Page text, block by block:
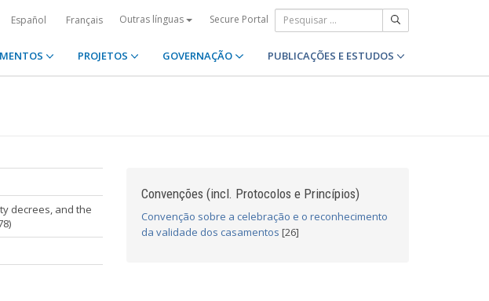
Español Français Outras línguas Secure Portal
PROJETOS GOVERNAÇÃO PUBLICAÇÕES E ESTUDOS
decrees, and the
Convenções (incl. Protocolos e Princípios)
Convenção sobre a celebração e o reconhecimento
da validade dos casamentos [26]